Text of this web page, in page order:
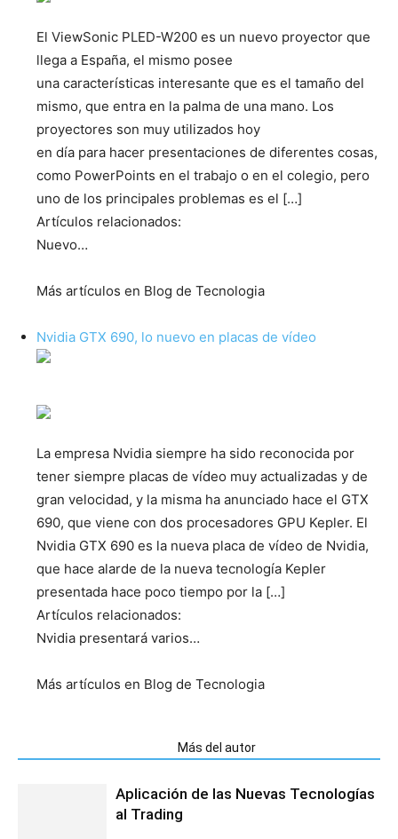
El ViewSonic PLED-W200 es un nuevo proyector que
llega a España, el mismo posee
una características interesante que es el tamaño del
mismo, que entra en la palma de una mano. Los
proyectores son muy utilizados hoy
en día para hacer presentaciones de diferentes cosas,
como PowerPoints en el trabajo o en el colegio, pero
uno de los principales problemas es el […]
Artículos relacionados:
Nuevo…
Más artículos en Blog de Tecnologia
Nvidia GTX 690, lo nuevo en placas de vídeo
La empresa Nvidia siempre ha sido reconocida por
tener siempre placas de vídeo muy actualizadas y de
gran velocidad, y la misma ha anunciado hace el GTX
690, que viene con dos procesadores GPU Kepler. El
Nvidia GTX 690 es la nueva placa de vídeo de Nvidia,
que hace alarde de la nueva tecnología Kepler
presentada hace poco tiempo por la […]
Artículos relacionados:
Nvidia presentará varios…
Más artículos en Blog de Tecnologia
Más del autor
Aplicación de las Nuevas Tecnologías
al Trading